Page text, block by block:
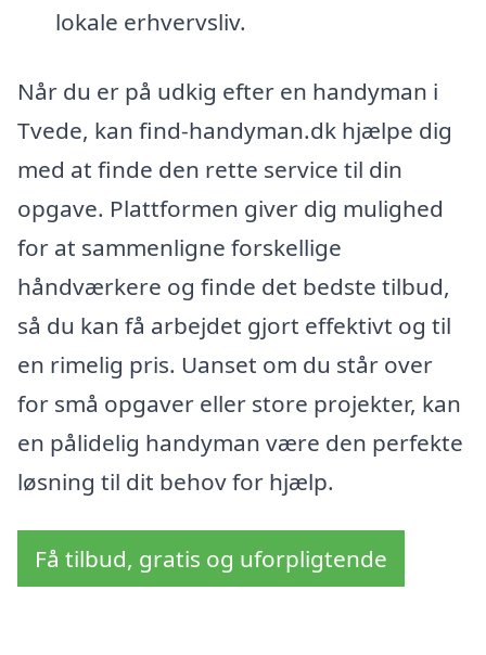
lokale erhvervsliv.
Når du er på udkig efter en handyman i
Tvede, kan find-handyman.dk hjælpe dig
med at finde den rette service til din
opgave. Plattformen giver dig mulighed
for at sammenligne forskellige
håndværkere og finde det bedste tilbud,
så du kan få arbejdet gjort effektivt og til
en rimelig pris. Uanset om du står over
for små opgaver eller store projekter, kan
en pålidelig handyman være den perfekte
løsning til dit behov for hjælp.
Få tilbud, gratis og uforpligtende